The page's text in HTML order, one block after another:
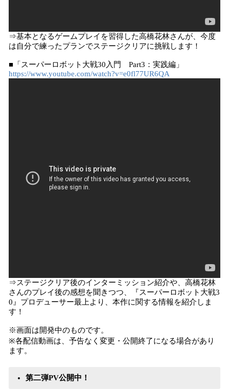
⇒基本となるゲームプレイを習得した高橋花林さんが、今度
は自分で練ったプランでステージクリアに挑戦します！
■「スーパーロボット大戦30入門 Part3：実践編」
https://www.youtube.com/watch?v=e0fl77UR6QA
⇒ステージクリア後のインターミッション紹介や、高橋花林
さんのプレイ後の感想を聞きつつ、『スーパーロボット大戦3
0』プロデューサー最上より、本作に関する情報を紹介しま
す！
※画面は開発中のものです。
※各配信動画は、予告なく変更・公開終了になる場合があり
ます。
第二弾PV公開中！